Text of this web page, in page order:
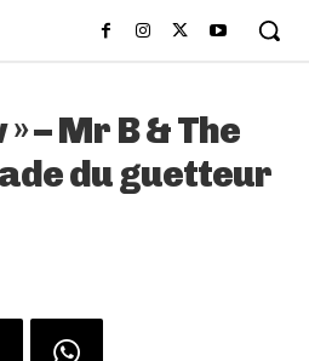
– Mr B & The
du guetteur